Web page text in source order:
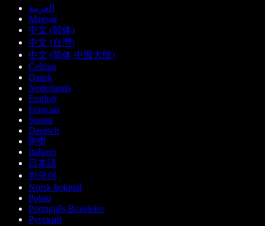
العربية
Magyar
中文 (简体)
中文 (台灣)
中文 (简体 中国大陆)
Čeština
Dansk
Nederlands
English
Français
Suomi
Deutsch
हिन्दी
Italiano
日本語
한국어
Norsk bokmål
Polski
Português Brasileiro
Русский